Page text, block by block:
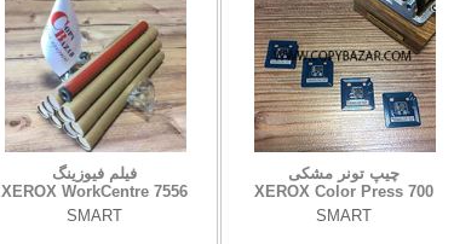
چیپ تونر مشکی
XEROX Color Press 700
SMART
فیلم فیوزینگ
XEROX WorkCentre 7556
SMART